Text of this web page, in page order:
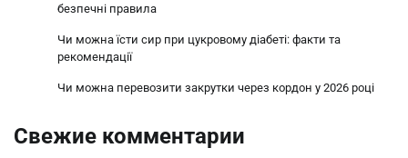
безпечні правила
Чи можна їсти сир при цукровому діабеті: факти та
рекомендації
Чи можна перевозити закрутки через кордон у 2026 році
Свежие комментарии